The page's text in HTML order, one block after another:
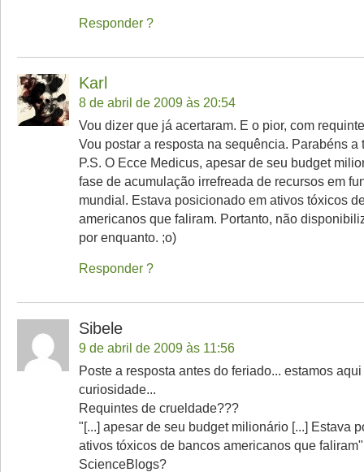
Responder
Karl
8 de abril de 2009 às 20:54
Vou dizer que já acertaram. E o pior, com
Vou postar a resposta na sequência. Parabéns a
P.S. O Ecce Medicus, apesar de seu budget
fase de acumulação irrefreada de recursos em
mundial. Estava posicionado em ativos tóxicos
americanos que faliram. Portanto, não
por enquanto. ;o)
Responder
Sibele
9 de abril de 2009 às 11:56
Poste a resposta antes do feriado... estamos
curiosidade...
Requintes de crueldade???
"[...] apesar de seu budget milionário [...] Estava
ativos tóxicos de bancos americanos que
ScienceBlogs?